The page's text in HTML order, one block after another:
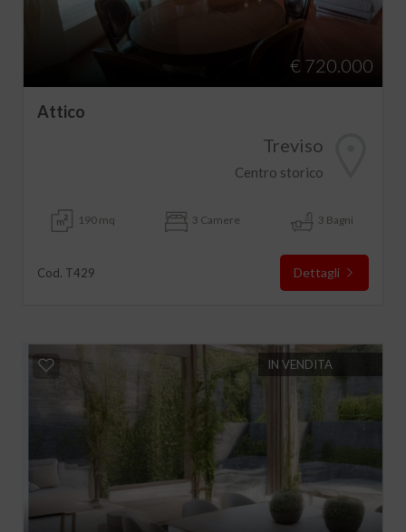
€ 720.000
Attico
Treviso
Centro storico
190 mq 3 Camere 3 Bagni
Cod. T429 Dettagli
IN VENDITA